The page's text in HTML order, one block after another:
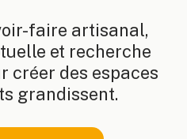
faire artisanal,
et recherche
créer des espaces
grandissent.